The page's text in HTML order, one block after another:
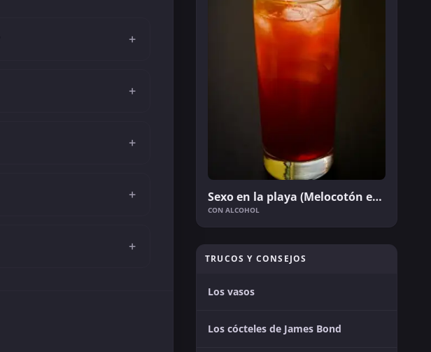
+
+
+
+
+
Sexo en la playa (Melocotón en la playa)
CON ALCOHOL
TRUCOS Y CONSEJOS
Los vasos
Los cócteles de James Bond